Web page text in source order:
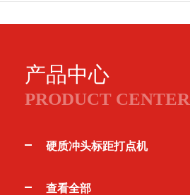
产品中心
PRODUCT CENTER
硬质冲头标距打点机
查看全部